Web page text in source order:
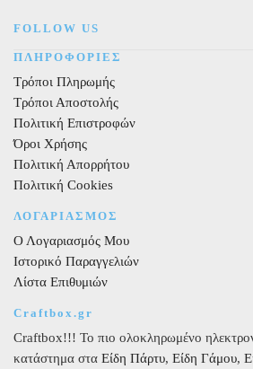
FOLLOW US
ΠΛΗΡΟΦΟΡΙΕΣ
Τρόποι Πληρωμής
Τρόποι Αποστολής
Πολιτική Επιστροφών
Όροι Χρήσης
Πολιτική Απορρήτου
Πολιτική Cookies
ΛΟΓΑΡΙΑΣΜΟΣ
Ο Λογαριασμός Μου
Ιστορικό Παραγγελιών
Λίστα Επιθυμιών
Craftbox.gr
Craftbox!!! Το πιο ολοκληρωμένο
κατάστημα στα Είδη Πάρτυ, Είδη Γάμου,